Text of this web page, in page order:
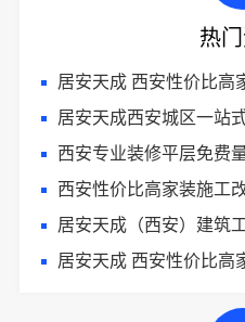
热
居安天成 西安性价比高
居安天成西安城区一站式
西安专业装修平层免
西安性价比高家装施工改善房免费量房
居安天成（西安）建筑工程有限责任公
居安天成 西安性价比高